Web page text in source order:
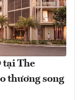
tại The
thương song